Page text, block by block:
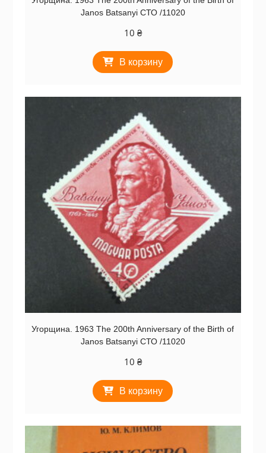
Janos Batsanyi СТО /11020
10 ₴
В корзину
Угорщина. 1963 The 200th Anniversary of the Birth of
Janos Batsanyi СТО /11020
10 ₴
В корзину